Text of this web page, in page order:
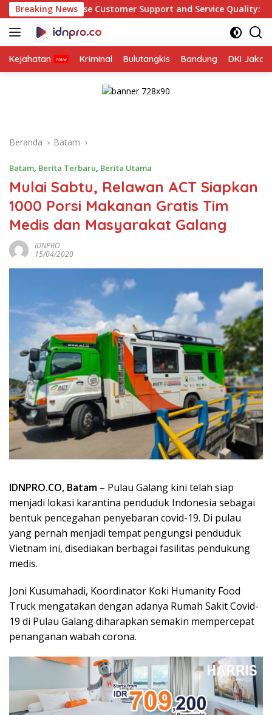
Langsung
ke
konten
Breaking News
Customer Support and Service Quality: A Beginner’s Guide
Kejahatan Kriminal Bulutangkis Bandung DKI
Beranda Batam
Batam, Berita Terbaru, Berita Utama
Mulai Sabtu, Relawan ACT Siapkan
1000 Porsi Makanan Gratis Tim
Medis dan Masyarakat Galang
IDNPRO
15/04/2020
IDNPRO.CO, Batam – Pulau Galang kini telah siap
menjadi lokasi karantina penduduk Indonesia sebagai
bentuk pencegahan penyebaran covid-19. Di pulau
yang pernah menjadi tempat pengungsi penduduk
Vietnam ini, disediakan berbagai fasilitas pendukung
medis.
Joni Kusumahadi, Koordinator Koki Humanity Food
Truck mengatakan dengan adanya Rumah Sakit Covid-
19 di Pulau Galang diharapkan semakin mempercepat
penanganan wabah corona.